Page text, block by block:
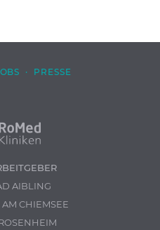
· PRESSE
AIBLING
CHIEMSEE